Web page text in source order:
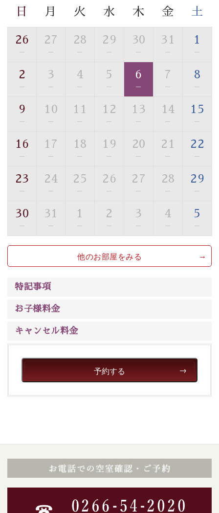
ほたる童謡公園までのご送迎＆入園券
・諏訪大社4社を巡る無料参拝バス（事前予約制）
・館内着をご用意
・環境に配慮したアメニティをご用意
・館内フリーWi-Fi
・チェックイン15時、チェックアウト10時
・個室料亭で個室食
・朝食はこだわりの味噌汁をはじめとした和定食
【温泉】
の効果が高い、極めて希有な源泉です。身も心も癒され
るご入浴をお愉しみください。
■お座敷風呂（大浴場）
温泉の成分に合わせ、防菌防カビの特殊素材の畳を使
用。 足元が柔らかく、そして滑りにくい畳のお風呂で
※男性大浴場までのご移動には階段がございます。 予め
眺望はございませんが、源泉掛け流しの温泉の質を楽し
む貸切温泉風呂です。ゆったりといやされるプライベー
トな空間をお愉しみください。
【旅】
■諏訪大社4社を巡る無料参拝バス
※交通規制などにより運行できない日がございます
※年末年始及び御柱祭前後は運行しておりません
で心癒されます。
日 月 火 水 木 金 土
26
—
27
—
28
—
29
—
30
—
31
—
1
—
2
—
3
—
4
—
5
—
6
—
7
—
8
—
9
—
10
—
11
—
12
—
13
—
14
—
15
—
16
—
17
—
18
—
19
—
20
—
21
—
22
—
23
—
24
—
25
—
26
—
27
—
28
—
29
—
30
—
31
—
1
—
2
—
3
—
4
—
5
—
他のお部屋をみる
特記事項
お子様料金
キャンセル料金
予約する